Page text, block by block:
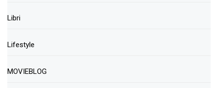
Libri
Lifestyle
MOVIEBLOG